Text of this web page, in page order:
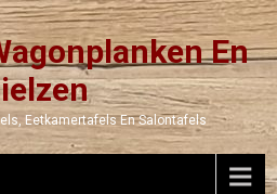
En
Eetkamertafels En Salontafels